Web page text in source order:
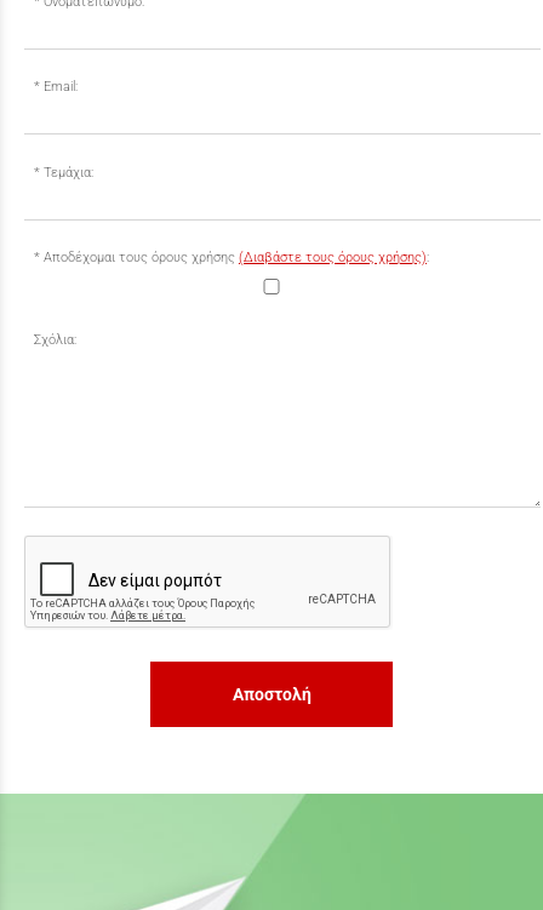
Email:
Τεμάχια:
Αποδέχομαι τους όρους χρήσης (Διαβάστε τους όρους χρήσης):
Σχόλια:
Αποστολή